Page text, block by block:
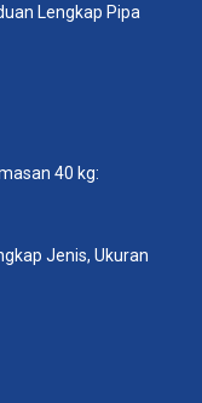
Lengkap Pipa
40 kg:
Jenis, Ukuran